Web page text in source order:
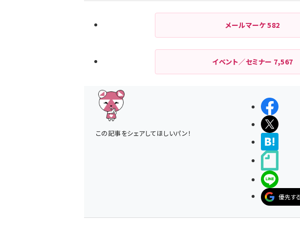
メールマーケ582
イベント／セミナー 7,567
この記事をシェアしてほしいパン！
シェア
ポスト
LINE
優先す